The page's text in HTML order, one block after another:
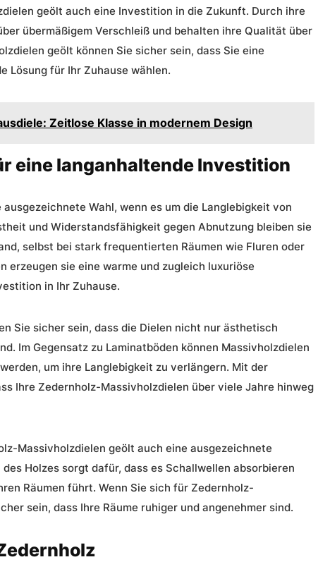
geölt auch eine Investition in die Zukunft. Durch ihre
übermäßigem Verschleiß und behalten ihre Qualität über
geölt können Sie sicher sein, dass Sie eine
Lösung für Ihr Zuhause wählen.
Zeitlose Klasse in modernem Design
eine langanhaltende Investition
Wahl, wenn es um die Langlebigkeit von
und Widerstandsfähigkeit gegen Abnutzung bleiben sie
selbst bei stark frequentierten Räumen wie Fluren oder
erzeugen sie eine warme und zugleich luxuriöse
in Ihr Zuhause.
Sie sicher sein, dass die Dielen nicht nur ästhetisch
Im Gegensatz zu Laminatböden können Massivholzdielen
um ihre Langlebigkeit zu verlängern. Mit der
Ihre Zedernholz-Massivholzdielen über viele Jahre hinweg
Massivholzdielen geölt auch eine ausgezeichnete
Holzes sorgt dafür, dass es Schallwellen absorbieren
Räumen führt. Wenn Sie sich für Zedernholz-
sein, dass Ihre Räume ruhiger und angenehmer sind.